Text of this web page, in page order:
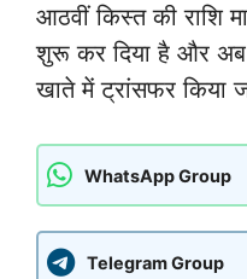
आठवीं किस्त की राशि
शुरू कर दिया है और अब
खाते में ट्रांसफर किया
WhatsApp Group
Telegram Group